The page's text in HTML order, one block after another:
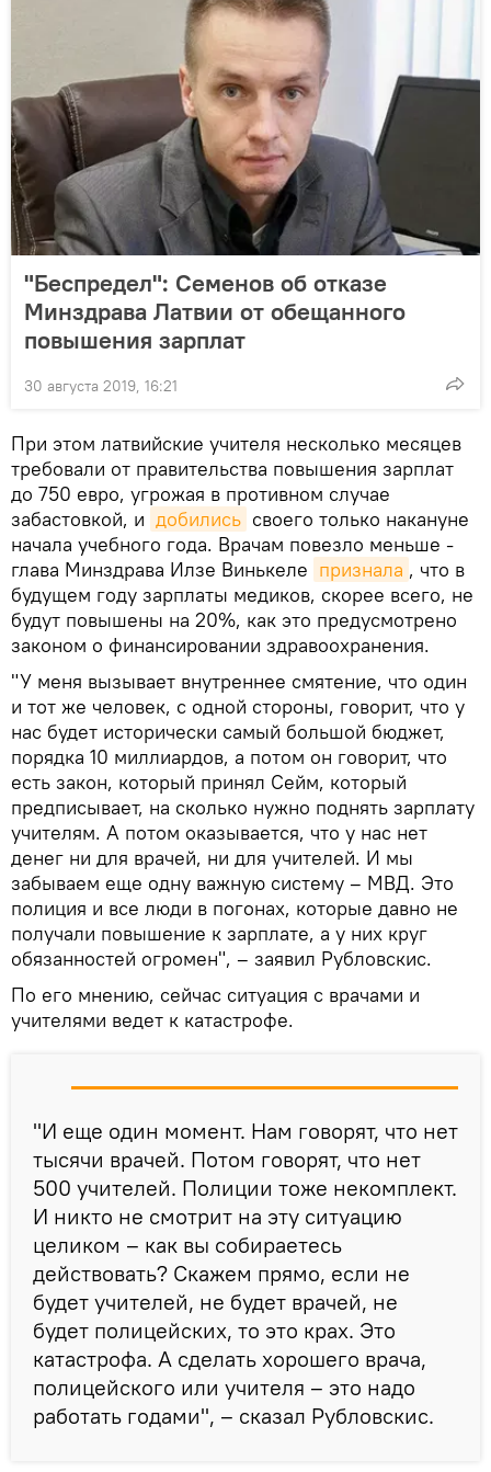
"Беспредел": Семенов об отказе
Минздрава Латвии от обещанного
повышения зарплат
30 августа 2019, 16:21
При этом латвийские учителя несколько месяцев
требовали от правительства повышения зарплат
до 750 евро, угрожая в противном случае
забастовкой, и добились своего только накануне
начала учебного года. Врачам повезло меньше -
глава Минздрава Илзе Винькеле признала , что в
будущем году зарплаты медиков, скорее всего, не
будут повышены на 20%, как это предусмотрено
законом о финансировании здравоохранения.
"У меня вызывает внутреннее смятение, что один
и тот же человек, с одной стороны, говорит, что у
нас будет исторически самый большой бюджет,
порядка 10 миллиардов, а потом он говорит, что
есть закон, который принял Сейм, который
предписывает, на сколько нужно поднять зарплату
учителям. А потом оказывается, что у нас нет
денег ни для врачей, ни для учителей. И мы
забываем еще одну важную систему – МВД. Это
полиция и все люди в погонах, которые давно не
получали повышение к зарплате, а у них круг
обязанностей огромен", – заявил Рубловскис.
По его мнению, сейчас ситуация с врачами и
учителями ведет к катастрофе.
"И еще один момент. Нам говорят, что нет
тысячи врачей. Потом говорят, что нет
500 учителей. Полиции тоже некомплект.
И никто не смотрит на эту ситуацию
целиком – как вы собираетесь
действовать? Скажем прямо, если не
будет учителей, не будет врачей, не
будет полицейских, то это крах. Это
катастрофа. А сделать хорошего врача,
полицейского или учителя – это надо
работать годами", – сказал Рубловскис.